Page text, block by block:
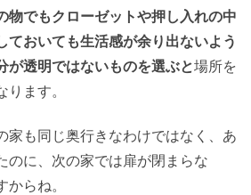
物でもクローゼットや押し入れの中
ておいても生活感が余り出ないよう
が透明ではないものを選ぶと場所を
ます。
家も同じ奥行きなわけではなく、あ
のに、次の家では扉が閉まらな
からね。